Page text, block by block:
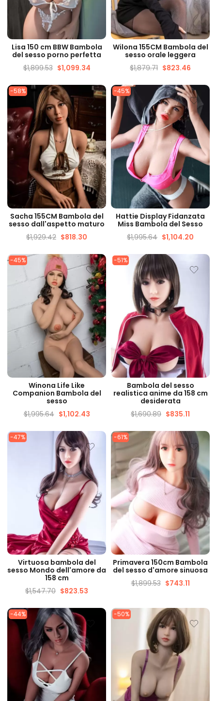
VISUALIZZAZIONE
VELOCE
Lisa 150 cm BBW Bambola
del sesso porno perfetta
$1,899.53 $1,099.34
VISUALIZZAZIONE
VELOCE
Wilona 155CM Bambola del
sesso orale leggera
$1,879.71 $823.46
-58%
VISUALIZZAZIONE
VELOCE
Sacha 155CM Bambola del
sesso dall'aspetto maturo
$1,929.42 $818.30
-45%
VISUALIZZAZIONE
VELOCE
Hattie Display Fidanzata
Miss Bambola del Sesso
$1,995.64 $1,104.20
-45%
VISUALIZZAZIONE
VELOCE
Winona Life Like
Companion Bambola del
sesso
$1,995.64 $1,102.43
-51%
VISUALIZZAZIONE
VELOCE
Bambola del sesso
realistica anime da 158 cm
desiderata
$1,690.89 $835.11
-47%
VISUALIZZAZIONE
VELOCE
Virtuosa bambola del
sesso Mondo dell'amore da
158 cm
$1,547.70 $823.53
-61%
VISUALIZZAZIONE
VELOCE
Primavera 150cm Bambola
del sesso d'amore sinuosa
$1,899.53 $743.11
-44% -50%